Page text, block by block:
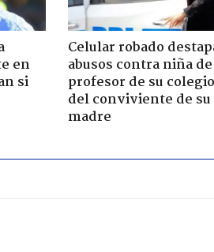
en
si
Celular robado
abusos contra niña
profesor de su
del conviviente de su
madre